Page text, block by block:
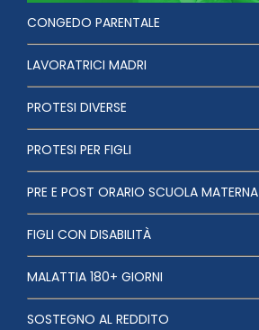
CONGEDO PARENTALE
LAVORATRICI MADRI
PROTESI DIVERSE
PROTESI PER FIGLI
PRE E POST ORARIO SCUOLA MATERNA
FIGLI CON DISABILITÀ
MALATTIA 180+ GIORNI
SOSTEGNO AL REDDITO